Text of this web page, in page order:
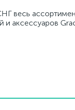
весь
и аксессуаров